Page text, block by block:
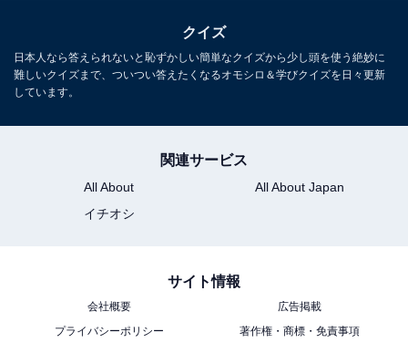
クイズ
日本人なら答えられないと恥ずかしい簡単なクイズから少し頭を使う絶妙に
難しいクイズまで、ついつい答えたくなるオモシロ＆学びクイズを日々更新
しています。
関連サービス
All About
All About Japan
イチオシ
サイト情報
会社概要
広告掲載
プライバシーポリシー
著作権・商標・免責事項